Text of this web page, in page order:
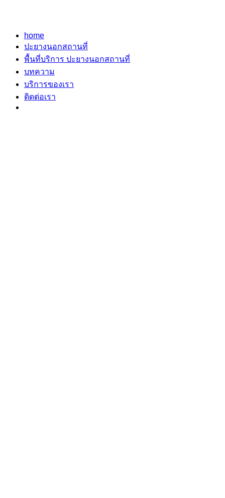
home
ปะยางนอกสถานที่
พื้นที่บริการ ปะยางนอกสถานที่
บทความ
บริการของเรา
ติดต่อเรา